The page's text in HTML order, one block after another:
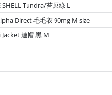
SHELL Tundra/苔原綠 L
Direct 毛毛衣 90mg M size
連帽 黑 M